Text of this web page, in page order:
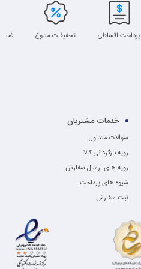
پرداخت اقساطی تخفیفات متنوع
خدمات مشتریان
سوالات متداول
رویه بازگردانی کالا
رویه های ارسال سفارش
شیوه های پرداخت
ثبت سفارش